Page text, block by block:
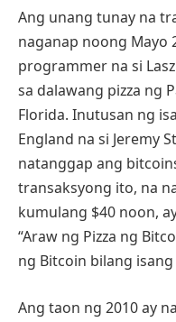
Ang unang tunay na
naganap noong Mayo
programmer na si
sa dalawang pizza ng
Florida. Inutusan ng
England na si Jeremy
natanggap ang
transaksyong ito, na
kumulang $40 noon,
“Araw ng Pizza ng
ng Bitcoin bilang
Ang taon ng 2010 ay